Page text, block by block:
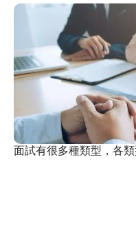
面試有很多種類型，各類